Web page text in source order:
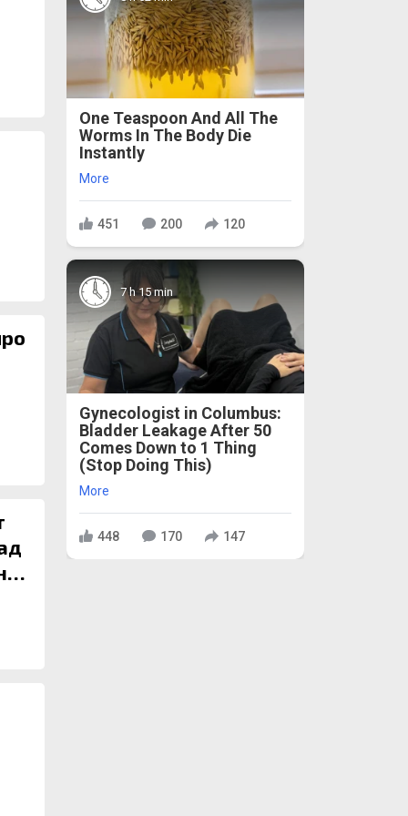
One Teaspoon And All The
Worms In The Body Die
Instantly
More
451 200 120
7 h 15 min
Gynecologist in Columbus:
Bladder Leakage After 50
Comes Down to 1 Thing
(Stop Doing This)
More
448 170 147